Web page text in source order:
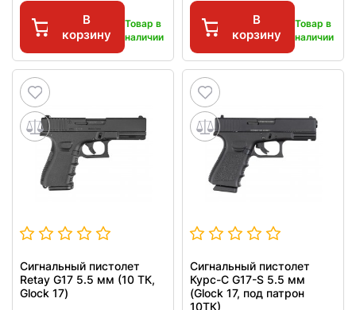
В
корзину
Товар в
наличии
В
корзину
Товар в
наличии
Сигнальный пистолет
Retay G17 5.5 мм (10 ТК,
Glock 17)
Сигнальный пистолет
Курс-С G17-S 5.5 мм
(Glock 17, под патрон
10ТК)